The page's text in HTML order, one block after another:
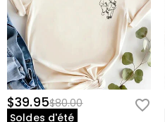
$39.95$80.00
Soldes d'été